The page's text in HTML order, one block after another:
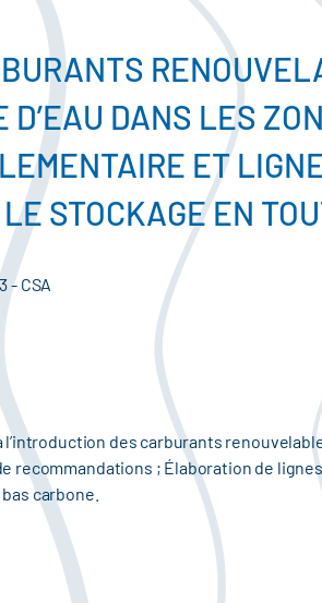
D’EAU DANS LES
ET
STOCKAGE EN
- CSA
des carburants
recommandations ; Élaboration de
carbone.